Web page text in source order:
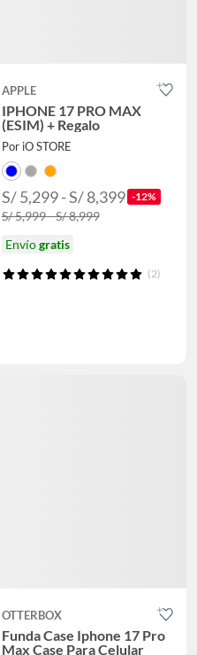
APPLE
IPHONE 17 PRO MAX
(ESIM) + Regalo
Por iO STORE
S/ 5,299 - S/ 8,399 -12%
S/ 5,999 - S/ 8,999
Envíogratis
(2)
OTTERBOX
Funda Case Iphone 17 Pro
Max Case Para Celular